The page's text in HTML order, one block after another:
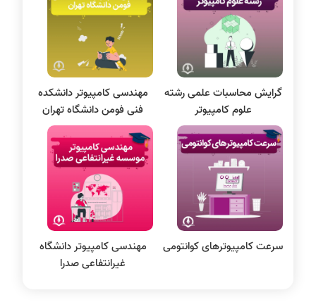
سی شارپ
علم داده
مقاله نویسی
بلاکچین
پایگاه داده
الکترونیک دیجیتال
سیستم عامل
نظریه زبانها
سیگنال و سیستمها
گرایش محاسبات علمی رشته
علوم کامپیوتر
مهندسی کامپیوتر دانشکده
فنی فومن دانشگاه تهران
سرعت کامپیوترهای کوانتومی
مهندسی کامپیوتر دانشگاه
غیرانتفاعی صدرا